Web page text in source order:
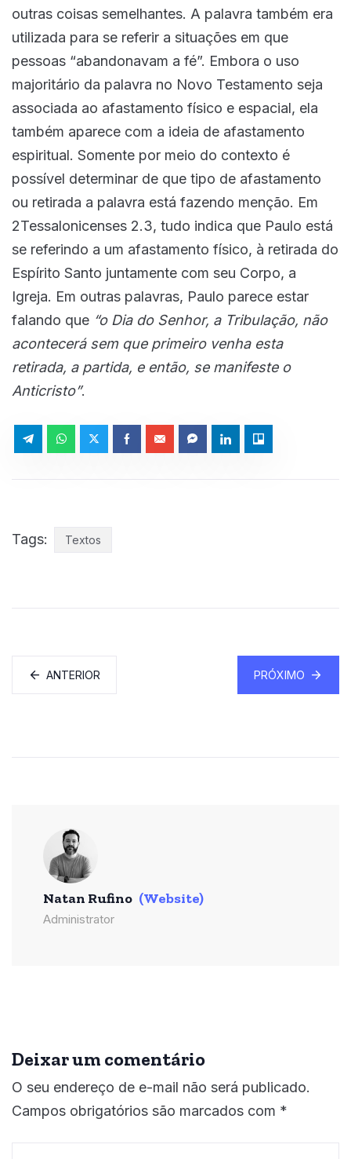
outras coisas semelhantes. A palavra também era
utilizada para se referir a situações em que
pessoas “abandonavam a fé”. Embora o uso
majoritário da palavra no Novo Testamento seja
associada ao afastamento físico e espacial, ela
também aparece com a ideia de afastamento
espiritual. Somente por meio do contexto é
possível determinar de que tipo de afastamento
ou retirada a palavra está fazendo menção. Em
2Tessalonicenses 2.3, tudo indica que Paulo está
se referindo a um afastamento físico, à retirada do
Espírito Santo juntamente com seu Corpo, a
Igreja. Em outras palavras, Paulo parece estar
falando que “o Dia do Senhor, a Tribulação, não
acontecerá sem que primeiro venha esta
retirada, a partida, e então, se manifeste o
Anticristo”.
Tags: Textos
ANTERIOR PRÓXIMO
Natan Rufino (Website)
Administrator
Deixar um comentário
O seu endereço de e-mail não será publicado.
Campos obrigatórios são marcados com *